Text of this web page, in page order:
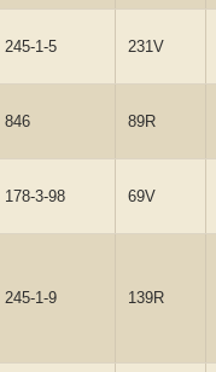
245-1-5 231V
846 89R
178-3-98 69V
245-1-9 139R